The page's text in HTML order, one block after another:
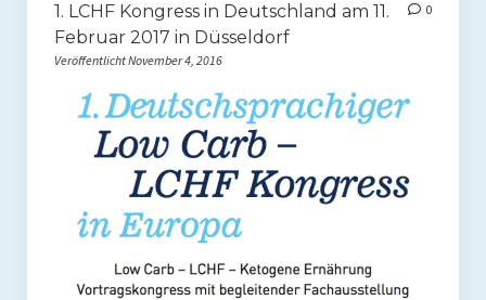
Rezepte
Fermente
Fisch & Meeresfrüchte
Fleisch und Geflügel
1. LCHF Kongress in Deutschland am 11.
Februar 2017 in Düsseldorf
Veröffentlicht November 4, 2016
0